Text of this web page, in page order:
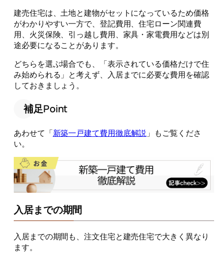
建売住宅は、土地と建物がセットになっているため価格
がわかりやすい一方で、登記費用、住宅ローン関連費
用、火災保険、引っ越し費用、家具・家電費用などは別
途必要になることがあります。
どちらを選ぶ場合でも、「表示されている価格だけで住
み始められる」と考えず、入居までに必要な費用を確認
しておきましょう。
補足Point
あわせて「新築一戸建て費用徹底解説 」もご覧くださ
い。
入居までの期間
入居までの期間も、注文住宅と建売住宅で大きく異なり
ます。